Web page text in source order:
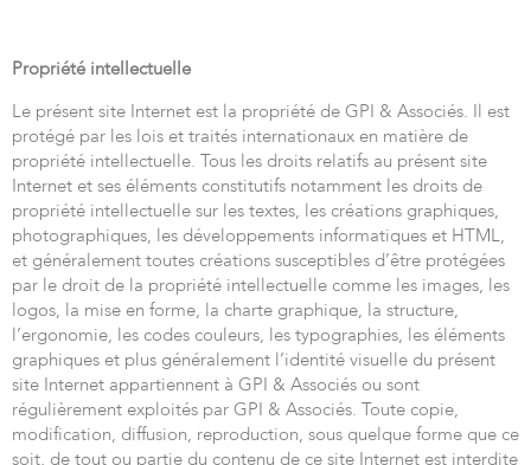
Propriété intellectuelle
Le présent site Internet est la propriété de GPI & Associés. Il est
protégé par les lois et traités internationaux en matière de
propriété intellectuelle. Tous les droits relatifs au présent site
Internet et ses éléments constitutifs notamment les droits de
propriété intellectuelle sur les textes, les créations graphiques,
photographiques, les développements informatiques et HTML,
et généralement toutes créations susceptibles d’être protégées
par le droit de la propriété intellectuelle comme les images, les
logos, la mise en forme, la charte graphique, la structure,
l’ergonomie, les codes couleurs, les typographies, les éléments
graphiques et plus généralement l’identité visuelle du présent
site Internet appartiennent à GPI & Associés ou sont
régulièrement exploités par GPI & Associés. Toute copie,
modification, diffusion, reproduction, sous quelque forme que ce
soit, de tout ou partie du contenu de ce site Internet est interdite